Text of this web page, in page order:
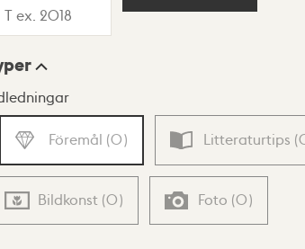
Föremål (0) Litteraturtips (
Bildkonst (0) Foto (0)